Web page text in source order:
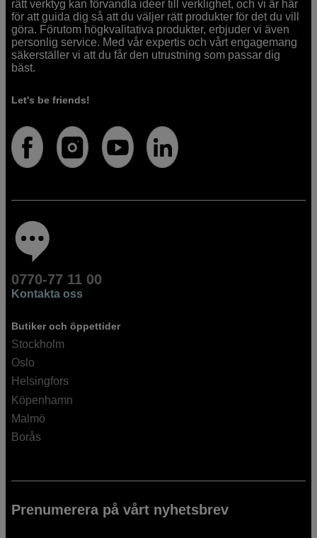
rätt verktyg kan förvandla idéer till verklighet, och vi är här
för att guida dig så att du väljer rätt produkter för det du vill
göra. Förutom högkvalitativa produkter, erbjuder vi även
personlig service. Med vår expertis och vårt engagemang
säkerställer vi att du får den utrustning som passar dig
bäst.
Let's be friends!
0770-77 11 00
Kontakta oss
Butiker och öppettider
Stockholm
Oslo
Helsingfors
Köpenhamn
Malmö
Borås
Prenumerera på vårt nyhetsbrev